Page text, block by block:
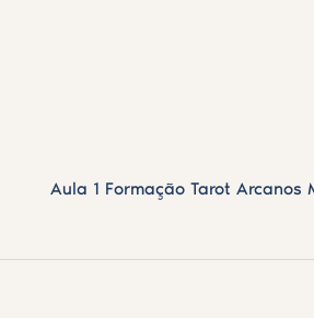
Aula 1 Formação Tarot Arcanos